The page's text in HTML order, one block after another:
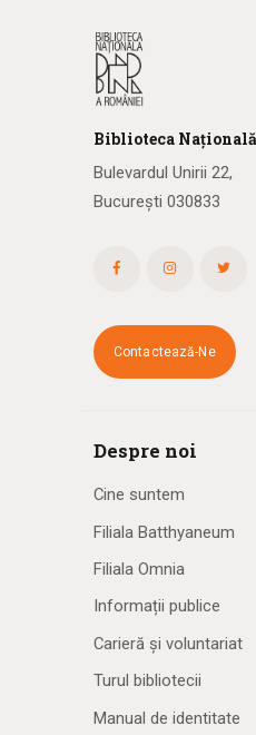
Biblioteca Națională
Bulevardul Unirii 22,
București 030833
Contactează-Ne
Despre noi
Cine suntem
Filiala Batthyaneum
Filiala Omnia
Informații publice
Carieră și voluntariat
Turul bibliotecii
Manual de identitate